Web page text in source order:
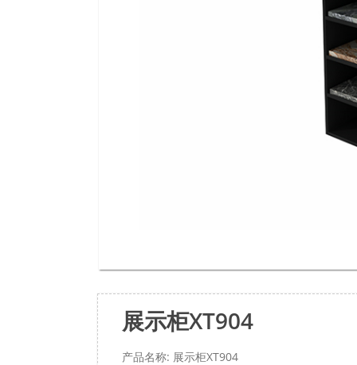
展示柜XT904
产品名称: 展示柜XT904